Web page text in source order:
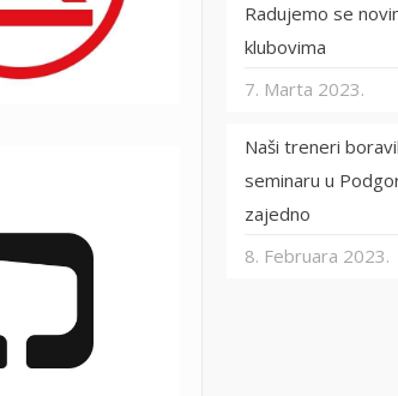
Radujemo se
klubovima
7. Marta 2023.
Naši treneri
seminaru u
zajedno
8. Februara 2023.